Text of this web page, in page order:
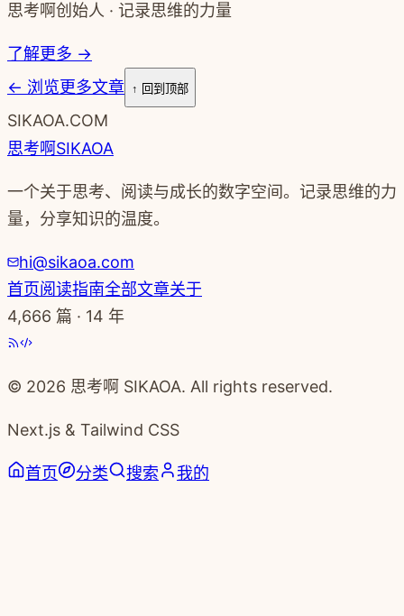
思考啊创始人 · 记录思维的力量
了解更多 →
← 浏览更多文章 ↑ 回到顶部
SIKAOA.COM
思考啊SIKAOA
一个关于思考、阅读与成长的数字空间。记录思维的力
量，分享知识的温度。
hi@sikaoa.com
首页阅读指南全部文章关于
4,666 篇 · 14 年
© 2026 思考啊 SIKAOA. All rights reserved.
Next.js & Tailwind CSS
首页 分类 搜索 我的